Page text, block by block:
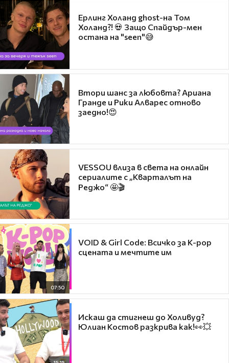
Ерлинг Холанд ghost-на Том
Холанд?! 💀 Защо Спайдър-мен
остана на "seen"😅
Втори шанс за любовта? Ариана
Гранде и Рики Алварес отново
заедно!😍
VESSOU влиза в света на онлайн
сериалите с „Кварталът на
Реджо“ 🤩🎬
07:50
VOID & Girl Code: Всичко за K-pop
сцената и мечтите им
Искаш да стигнеш до Холивуд?
Юлиан Костов разкрива как!👀💥